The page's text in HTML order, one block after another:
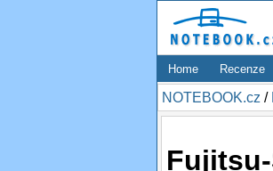
Home Recenze
NOTEBOOK.cz /